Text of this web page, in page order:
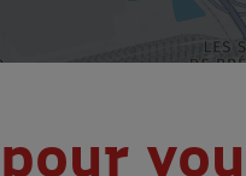
pour